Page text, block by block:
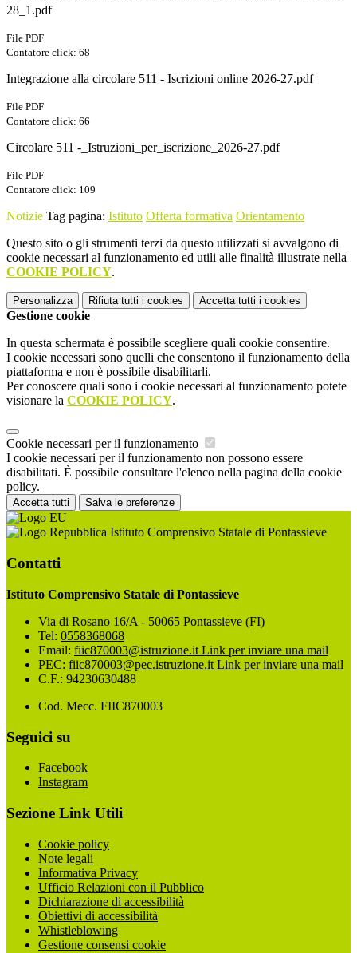
28_1.pdf
File PDF
Contatore click: 68
Integrazione alla circolare 511 - Iscrizioni online 2026-27.pdf
File PDF
Contatore click: 66
Circolare 511 -_Istruzioni_per_iscrizione_2026-27.pdf
File PDF
Contatore click: 109
Notizie Tag pagina: Istituto Offerta formativa Orientamento
Questo sito o gli strumenti terzi da questo utilizzati si avvalgono di
cookie necessari al funzionamento ed utili alle finalità illustrate nella
COOKIE POLICY.
Personalizza Rifiuta tutti i cookies Accetta tutti i cookies
Gestione cookie
In questa schermata è possibile scegliere quali cookie consentire.
I cookie necessari sono quelli che consentono il funzionamento della
piattaforma e non è possibile disabilitarli.
Per conoscere quali sono i cookie necessari al funzionamento potete
visionare la COOKIE POLICY.
Cookie necessari per il funzionamento
I cookie necessari per il funzionamento non possono essere
disabilitati. È possibile consultare l'elenco nella pagina della cookie
policy.
Accetta tutti Salva le preferenze
Istituto Comprensivo Statale di Pontassieve
Contatti
Istituto Comprensivo Statale di Pontassieve
Via di Rosano 16/A - 50065 Pontassieve (FI)
Tel: 0558368068
Email: fiic870003@istruzione.it Link per inviare una mail
PEC: fiic870003@pec.istruzione.it Link per inviare una mail
C.F.: 94230630488
Cod. Mecc. FIIC870003
Seguici su
Facebook
Instagram
Sezione Link Utili
Cookie policy
Note legali
Informativa Privacy
Ufficio Relazioni con il Pubblico
Dichiarazione di accessibilità
Obiettivi di accessibilità
Whistleblowing
Gestione consensi cookie